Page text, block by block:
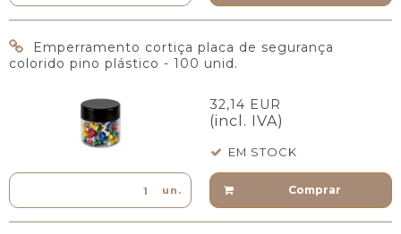
Emperramento cortiça placa de segurança
colorido pino plástico - 100 unid.
32,14 EUR
(incl. IVA)
EM STOCK
un. Comprar